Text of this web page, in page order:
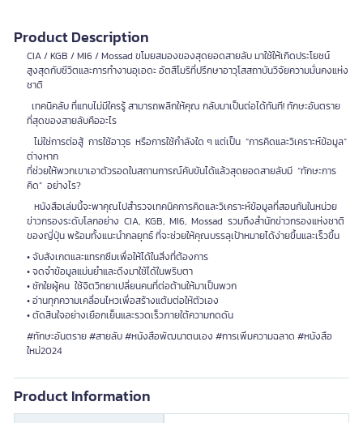
Product Description
CIA / KGB / MI6 / Mossad ขโมยสมองของสุดยอดสายลับ มาใช้ให้เกิดประโยชน์
สูงสุดกับชีวิตและการทำงานอุเอดะ อัตสึโมริที่ปรึกษาอาวุโสสถาบันวิจัยความมั่นคงแห่ง
ชาติ
เทคนิคลับ ที่แทบไม่มีใครรู้ สามารถพลิกให้คุณ กลับมาเป็นต่อได้ทันที! ทักษะอันตราย
ที่สุดของสายลับคืออะไร
ไม่ใช่การต่อสู้ การใช้อาวุธ หรือการใช้กำลังใด ๆ แต่เป็น “การคิดและวิเคราะห์ข้อมูล”
ต่างหาก
ที่ช่วยให้พวกเขาเอาตัวรอดในสถานการณ์คับขันได้แล้วสุดยอดสายลับมี “ทักษะการ
คิด” อย่างไร?
หนังสือเล่มนี้จะพาคุณไปสำรวจเทคนิคการคิดและวิเคราะห์ข้อมูลที่สอนกันในหน่วย
ข่าวกรองระดับโลกอย่าง CIA, KGB, MI6, Mossad รวมถึงสำนักข่าวกรองแห่งชาติ
ของญี่ปุ่น พร้อมทั้งแนะนำกลยุทธ์ ที่จะช่วยให้คุณบรรลุเป้าหมายได้ง่ายขึ้นและเร็วขึ้น
• จับสังเกตและแทรกซึมเพื่อให้ได้ในสิ่งที่ต้องการ
• จดจำข้อมูลแม่นยำและดึงมาใช้ได้ในพริบตา
• ชักใยผู้คน ใช้จิตวิทยาเปลี่ยนคนที่ต่อต้านให้มาเป็นพวก
• อ่านทุกความเคลื่อนไหวเพื่อสร้างแต้มต่อให้ตัวเอง
• ตัดสินใจอย่างเยือกเย็นและรวดเร็วภายใต้ความกดดัน
#ทักษะอันตราย #สายลับ #หนังสือพัฒนาตนเอง #การเพิ่มความฉลาด #หนังสือ
ใหม่2024
Product Information